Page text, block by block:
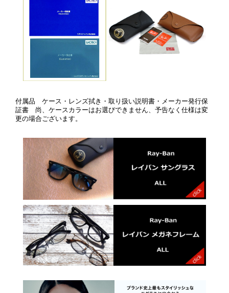
付属品 ケース・レンズ拭き・取り扱い説明書・メーカー発行保
証書 尚、ケースカラーはお選びできません、予告なく仕様は変
更の場合ございます。